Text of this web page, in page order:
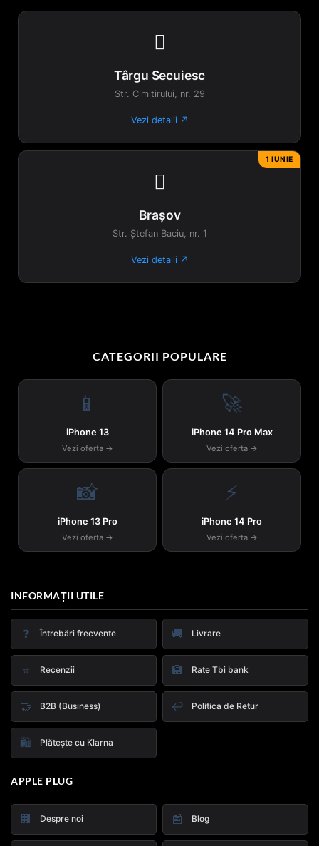

Târgu Secuiesc
Str. Cimitirului, nr. 29
Vezi detalii ↗
1 IUNIE

Brașov
Str. Ștefan Baciu, nr. 1
Vezi detalii ↗
CATEGORII POPULARE
📱
iPhone 13
Vezi oferta →
🚀
iPhone 14 Pro Max
Vezi oferta →
📸
iPhone 13 Pro
Vezi oferta →
⚡
iPhone 14 Pro
Vezi oferta →
INFORMAȚII UTILE
❓ Întrebări frecvente 🚚 Livrare
⭐ Recenzii 🏦 Rate Tbi bank
🤝 B2B (Business) ↩️ Politica de Retur
🛍️ Plătește cu Klarna
APPLE PLUG
🏢 Despre noi 📰 Blog